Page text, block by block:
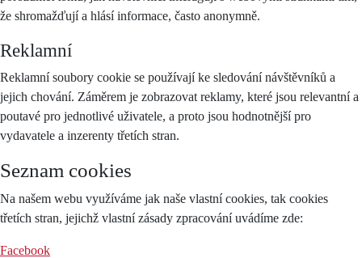
že shromažďují a hlásí informace, často anonymně.
Reklamní
Reklamní soubory cookie se používají ke sledování návštěvníků a
jejich chování. Záměrem je zobrazovat reklamy, které jsou relevantní a
poutavé pro jednotlivé uživatele, a proto jsou hodnotnější pro
vydavatele a inzerenty třetích stran.
Seznam cookies
Na našem webu využíváme jak naše vlastní cookies, tak cookies
třetích stran, jejichž vlastní zásady zpracování uvádíme zde:
Facebook